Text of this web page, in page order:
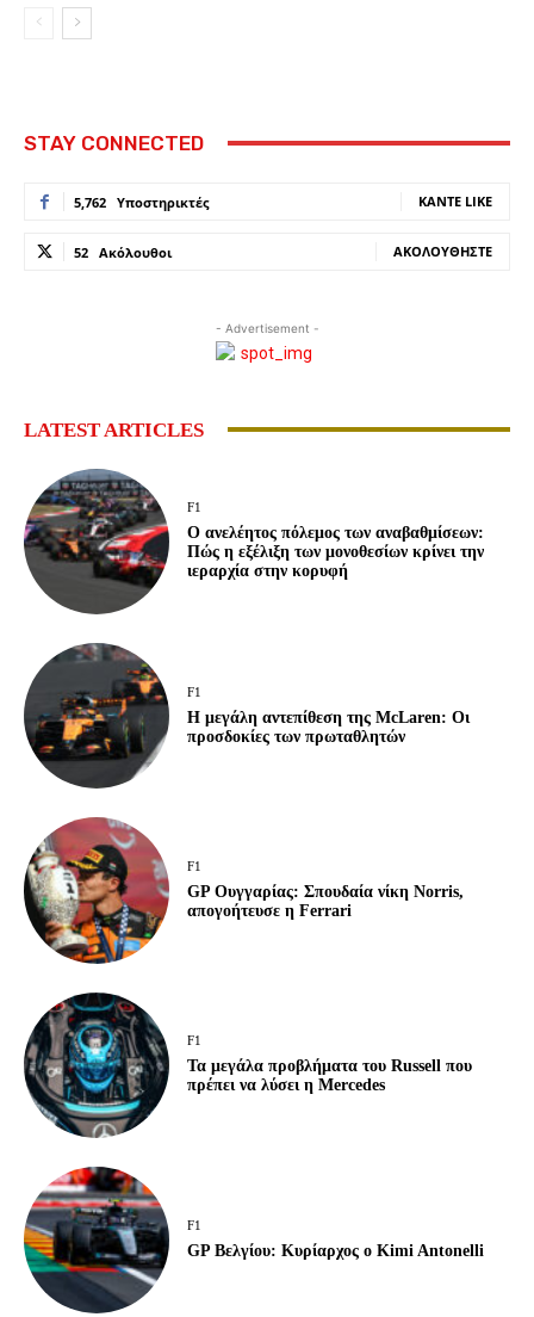
STAY CONNECTED
5,762 Υποστηρικτές ΚΆΝΤΕ LIKE
52 Ακόλουθοι ΑΚΟΛΟΥΘΉΣΤΕ
- Advertisement -
LATEST ARTICLES
F1
Ο ανελέητος πόλεμος των αναβαθμίσεων:
Πώς η εξέλιξη των μονοθεσίων κρίνει την
ιεραρχία στην κορυφή
F1
Η μεγάλη αντεπίθεση της McLaren: Οι
προσδοκίες των πρωταθλητών
F1
GP Ουγγαρίας: Σπουδαία νίκη Norris,
απογοήτευσε η Ferrari
F1
Τα μεγάλα προβλήματα του Russell που
πρέπει να λύσει η Mercedes
F1
GP Βελγίου: Κυρίαρχος ο Kimi Antonelli